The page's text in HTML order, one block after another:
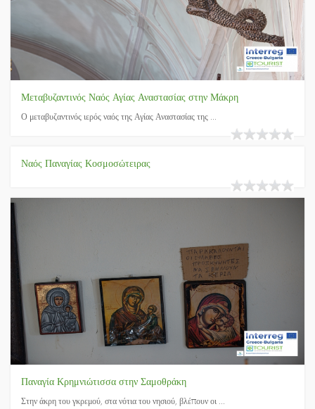
Μεταβυζαντινός Ναός Αγίας Αναστασίας στην Μάκρη
Ο μεταβυζαντινός ιερός ναός της Αγίας Αναστασίας της ...
Ναός Παναγίας Κοσμοσώτειρας
Παναγία Κρημνιώτισσα στην Σαμοθράκη
Στην άκρη του γκρεμού, στα νότια του νησιού, βλέπουν οι ...